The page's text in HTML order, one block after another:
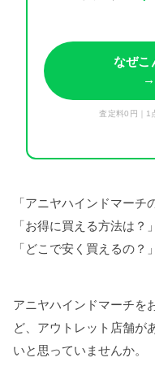
なぜこ
→
査定料0円｜1
「アニヤハインドマーチ
「お得に買える方法は？」
「どこで安く買えるの？」
アニヤハインドマーチを
ど、アウトレット店舗が
いと思っていませんか。